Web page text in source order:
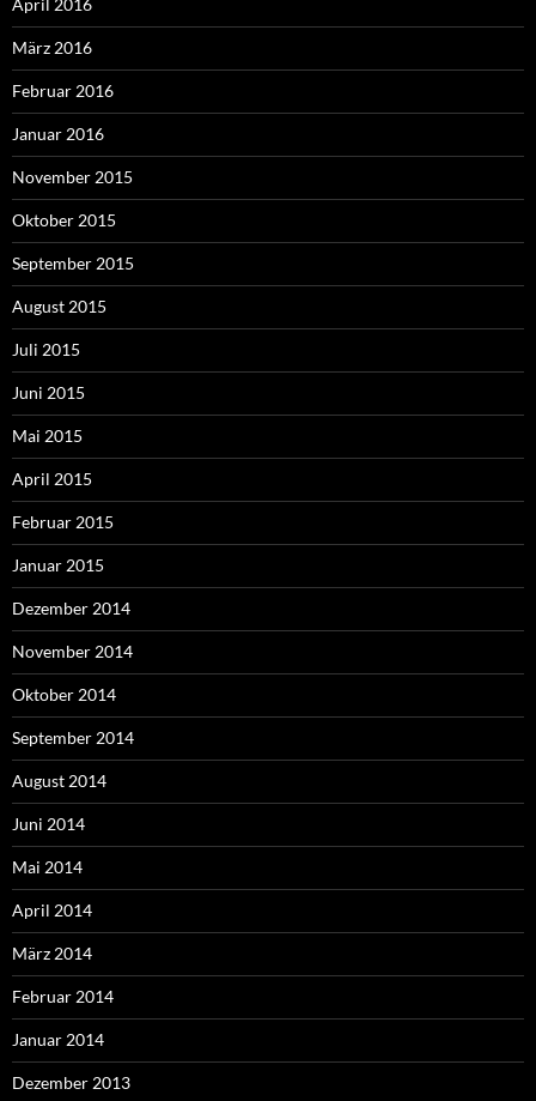
April 2016
März 2016
Februar 2016
Januar 2016
November 2015
Oktober 2015
September 2015
August 2015
Juli 2015
Juni 2015
Mai 2015
April 2015
Februar 2015
Januar 2015
Dezember 2014
November 2014
Oktober 2014
September 2014
August 2014
Juni 2014
Mai 2014
April 2014
März 2014
Februar 2014
Januar 2014
Dezember 2013